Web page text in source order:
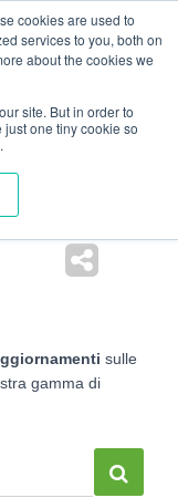
cookies are used to
services to you, both on
about the cookies we
site. But in order to
one tiny cookie so
EN IT
sulle
gamma di